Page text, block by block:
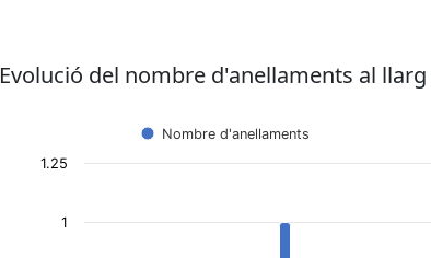
Evolució del nombre d'anellaments al llarg
Nombre d'anellaments
1
1.25